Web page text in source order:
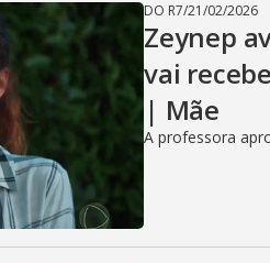
DO R7/21/02/2026
Zeynep
vai
| Mãe
A professora